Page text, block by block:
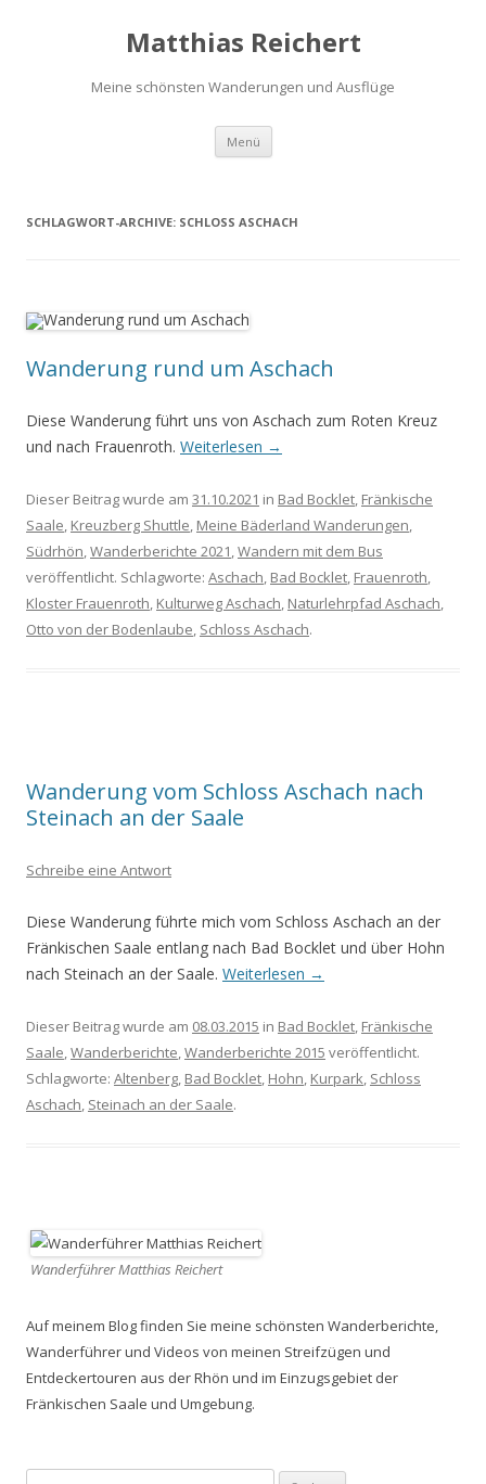
Matthias Reichert
Meine schönsten Wanderungen und Ausflüge
Menü Zum
springen
SCHLAGWORT-ARCHIVE: SCHLOSS ASCHACH
Wanderung rund um Aschach
Diese Wanderung führt uns von Aschach zum Roten Kreuz
und nach Frauenroth. Weiterlesen →
Dieser Beitrag wurde am 31.10.2021 in Bad Bocklet, Fränkische
Saale, Kreuzberg Shuttle, Meine Bäderland Wanderungen,
Südrhön,Wanderberichte 2021,Wandern mit dem Bus
veröffentlicht. Schlagworte: Aschach, Bad Bocklet, Frauenroth,
Kloster Frauenroth, Kulturweg Aschach, Naturlehrpfad Aschach,
Otto von der Bodenlaube, Schloss Aschach.
Wanderung vom Schloss Aschach nach
Steinach an der Saale
Schreibe eine Antwort
Diese Wanderung führte mich vom Schloss Aschach an der
Fränkischen Saale entlang nach Bad Bocklet und über Hohn
nach Steinach an der Saale. Weiterlesen →
Dieser Beitrag wurde am 08.03.2015 in Bad Bocklet, Fränkische
Saale,Wanderberichte,Wanderberichte 2015 veröffentlicht.
Schlagworte: Altenberg, Bad Bocklet, Hohn, Kurpark, Schloss
Aschach, Steinach an der Saale.
Wanderführer Matthias Reichert
Auf meinem Blog finden Sie meine schönsten Wanderberichte,
Wanderführer und Videos von meinen Streifzügen und
Entdeckertouren aus der Rhön und im Einzugsgebiet der
Fränkischen Saale und Umgebung.